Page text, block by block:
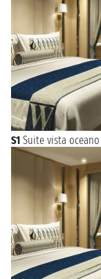
S1 Suite vista oceano